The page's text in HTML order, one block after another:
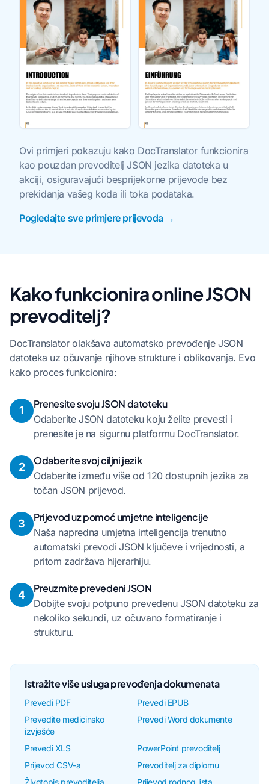
Ovi primjeri pokazuju kako DocTranslator funkcionira
kao pouzdan prevoditelj JSON jezika datoteka u
akciji, osiguravajući besprijekorne prijevode bez
prekidanja vašeg koda ili toka podataka.
Pogledajte sve primjere prijevoda →
Kako funkcionira online JSON
prevoditelj?
DocTranslator olakšava automatsko prevođenje JSON
datoteka uz očuvanje njihove strukture i oblikovanja. Evo
kako proces funkcionira:
1
Prenesite svoju JSON datoteku
Odaberite JSON datoteku koju želite prevesti i
prenesite je na sigurnu platformu DocTranslator.
2
Odaberite svoj ciljni jezik
Odaberite između više od 120 dostupnih jezika za
točan JSON prijevod.
3
Prijevod uz pomoć umjetne inteligencije
Naša napredna umjetna inteligencija trenutno
automatski prevodi JSON ključeve i vrijednosti, a
pritom zadržava hijerarhiju.
4
Preuzmite prevedeni JSON
Dobijte svoju potpuno prevedenu JSON datoteku za
nekoliko sekundi, uz očuvano formatiranje i
strukturu.
Istražite više usluga prevođenja dokumenata
Prevedi PDF
Prevedi EPUB
Prevedite medicinsko
izvješće
Prevedi Word dokumente
Prevedi XLS
PowerPoint prevoditelj
Prijevod CSV-a
Prevoditelj za diplomu
Životopis prevoditelja
Prijevod rodnog lista